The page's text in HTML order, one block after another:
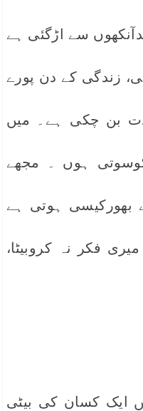
سے اڑگئی ہے
زندگی کے دن پورے
بن چکی ہے۔ میں
ہوں ۔ مجھے
بھورکیسی ہوتی ہے
فکر نہ کروبیٹا،
کسان کی بیٹی